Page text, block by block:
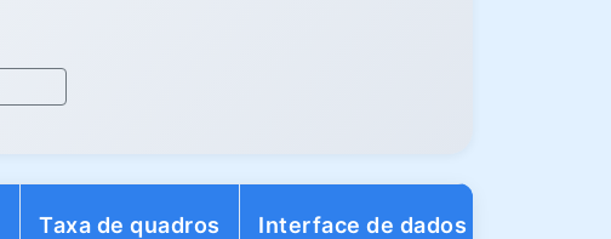
Taxa de quadros Interface de dados